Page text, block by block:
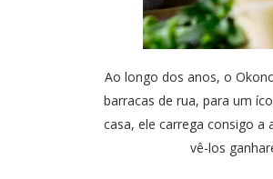
Ao longo dos anos, o
barracas de rua, para um
casa, ele carrega consigo
vê-los